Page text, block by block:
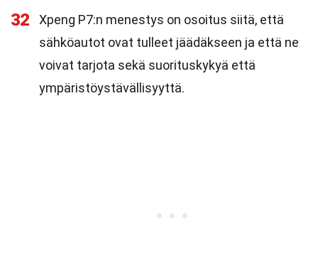
32
Xpeng P7:n menestys on osoitus siitä, että
sähköautot ovat tulleet jäädäkseen ja että ne
voivat tarjota sekä suorituskykyä että
ympäristöystävällisyyttä.